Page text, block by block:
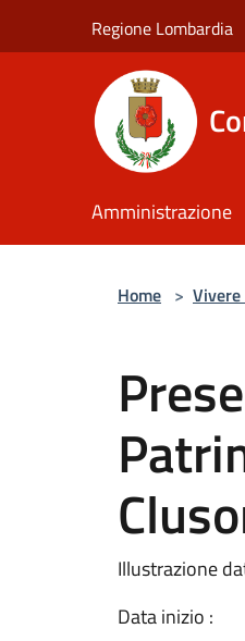
Regione Lombardia
Amministrazione
Home >
Illustrazione
Data inizio :